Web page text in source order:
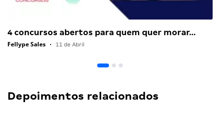
4 concursos abertos para quem quer morar…
Fellype Sales • 11 de Abril
Depoimentos relacionados